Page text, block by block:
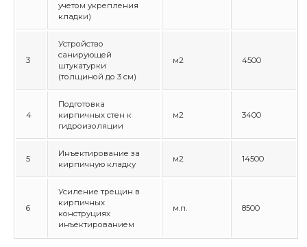
учетом укрепления
кладки)
3
Устройство
санирующей
штукатурки
(толщиной до 3 см)
м2 4500
4
Подготовка
кирпичных стен к
гидроизоляции
м2 3400
5
Инъектирование за
кирпичную кладку
м2 14500
6
Усиление трещин в
кирпичных
конструциях
инъектированием
м.п. 8500